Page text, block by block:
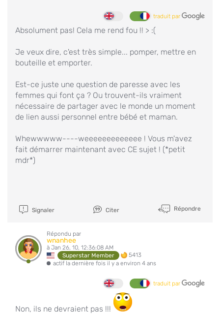
traduit par
Absolument pas! Cela me rend fou !! > :(
Je veux dire, c'est très simple... pomper, mettre en
bouteille et emporter.
Est-ce juste une question de paresse avec les
femmes qui font ça ? Ou trouvent-ils vraiment
nécessaire de partager avec le monde un moment
de lien aussi personnel entre bébé et maman.
Whewwwww----weeeeeeeeeeeee ! Vous m'avez
fait démarrer maintenant avec CE sujet ! (*petit
mdr*)
Signaler Citer Répondre
Répondu par
wnanhee
à Jan 26, 10, 12:36:08 AM
Superstar Member
5413
actif la dernière fois il y a environ 4 ans
traduit par
Non, ils ne devraient pas !!!